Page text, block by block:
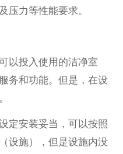
压力等性能要求。
以投入使用的洁净室
务和功能。但是，在设
定安装妥当，可以按照
设施），但是设施内没